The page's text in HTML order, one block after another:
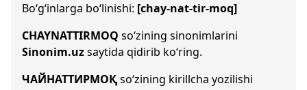
Bo‘g‘inlarga bo‘linishi: [chay-nat-tir-moq]
CHAYNATTIRMOQ so‘zining sinonimlarini
Sinonim.uzsaytida qidirib ko‘ring.
ЧАЙНАТТИРМОҚso‘zining kirillcha yozilishi